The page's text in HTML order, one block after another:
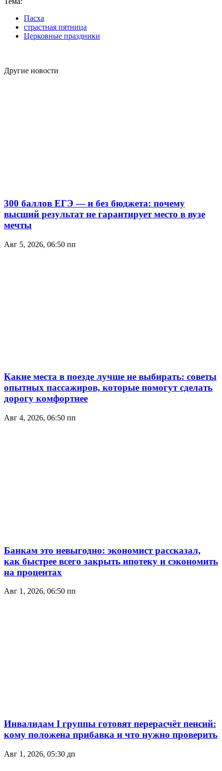
Пасха
страстная пятница
Церковные праздники
Другие новости
300 баллов ЕГЭ — и без бюджета: почему
высший результат не гарантирует место в вузе
мечты
Авг 5, 2026, 06:50 пп
Какие места в поезде лучше не выбирать: советы
опытных пассажиров, которые помогут сделать
дорогу комфортнее
Авг 4, 2026, 06:50 пп
Банкам это невыгодно: экономист рассказал,
как быстрее всего закрыть ипотеку и сэкономить
на процентах
Авг 1, 2026, 06:50 пп
Инвалидам I группы готовят перерасчёт пенсий:
кому положена прибавка и что нужно проверить
Авг 1, 2026, 05:30 дп